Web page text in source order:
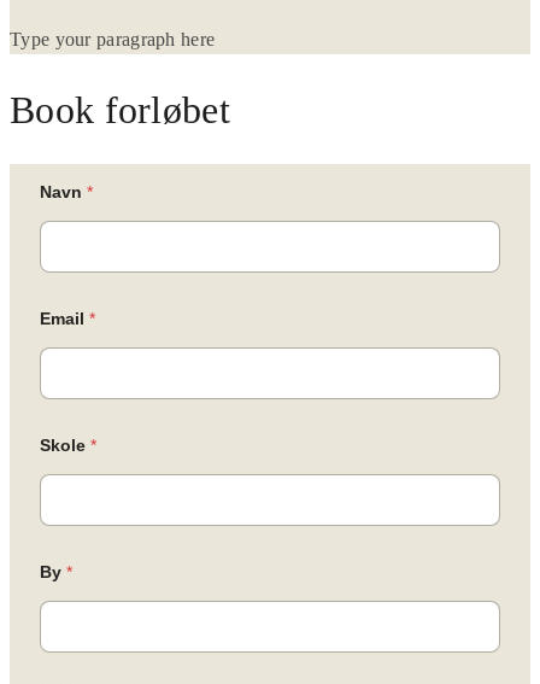
Type your paragraph here
Book forløbet
Navn *
Email *
Skole *
By *